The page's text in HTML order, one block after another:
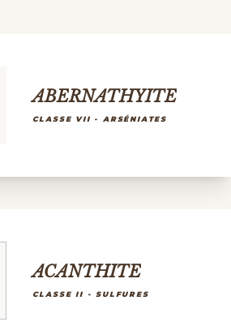
ABERNATHYITE
CLASSE VII - ARSÉNIATES
ACANTHITE
CLASSE II - SULFURES